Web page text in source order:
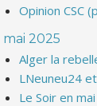
Opinion CSC
mai 2025
Alger la
LNeuneu24
Le Soir en mai